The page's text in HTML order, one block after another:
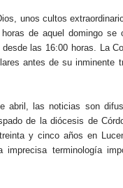
unos cultos
de aquel domingo se
las 16:00 horas. La
antes de su inminente
abril, las noticias son
de la diócesis de
y cinco años en
terminología